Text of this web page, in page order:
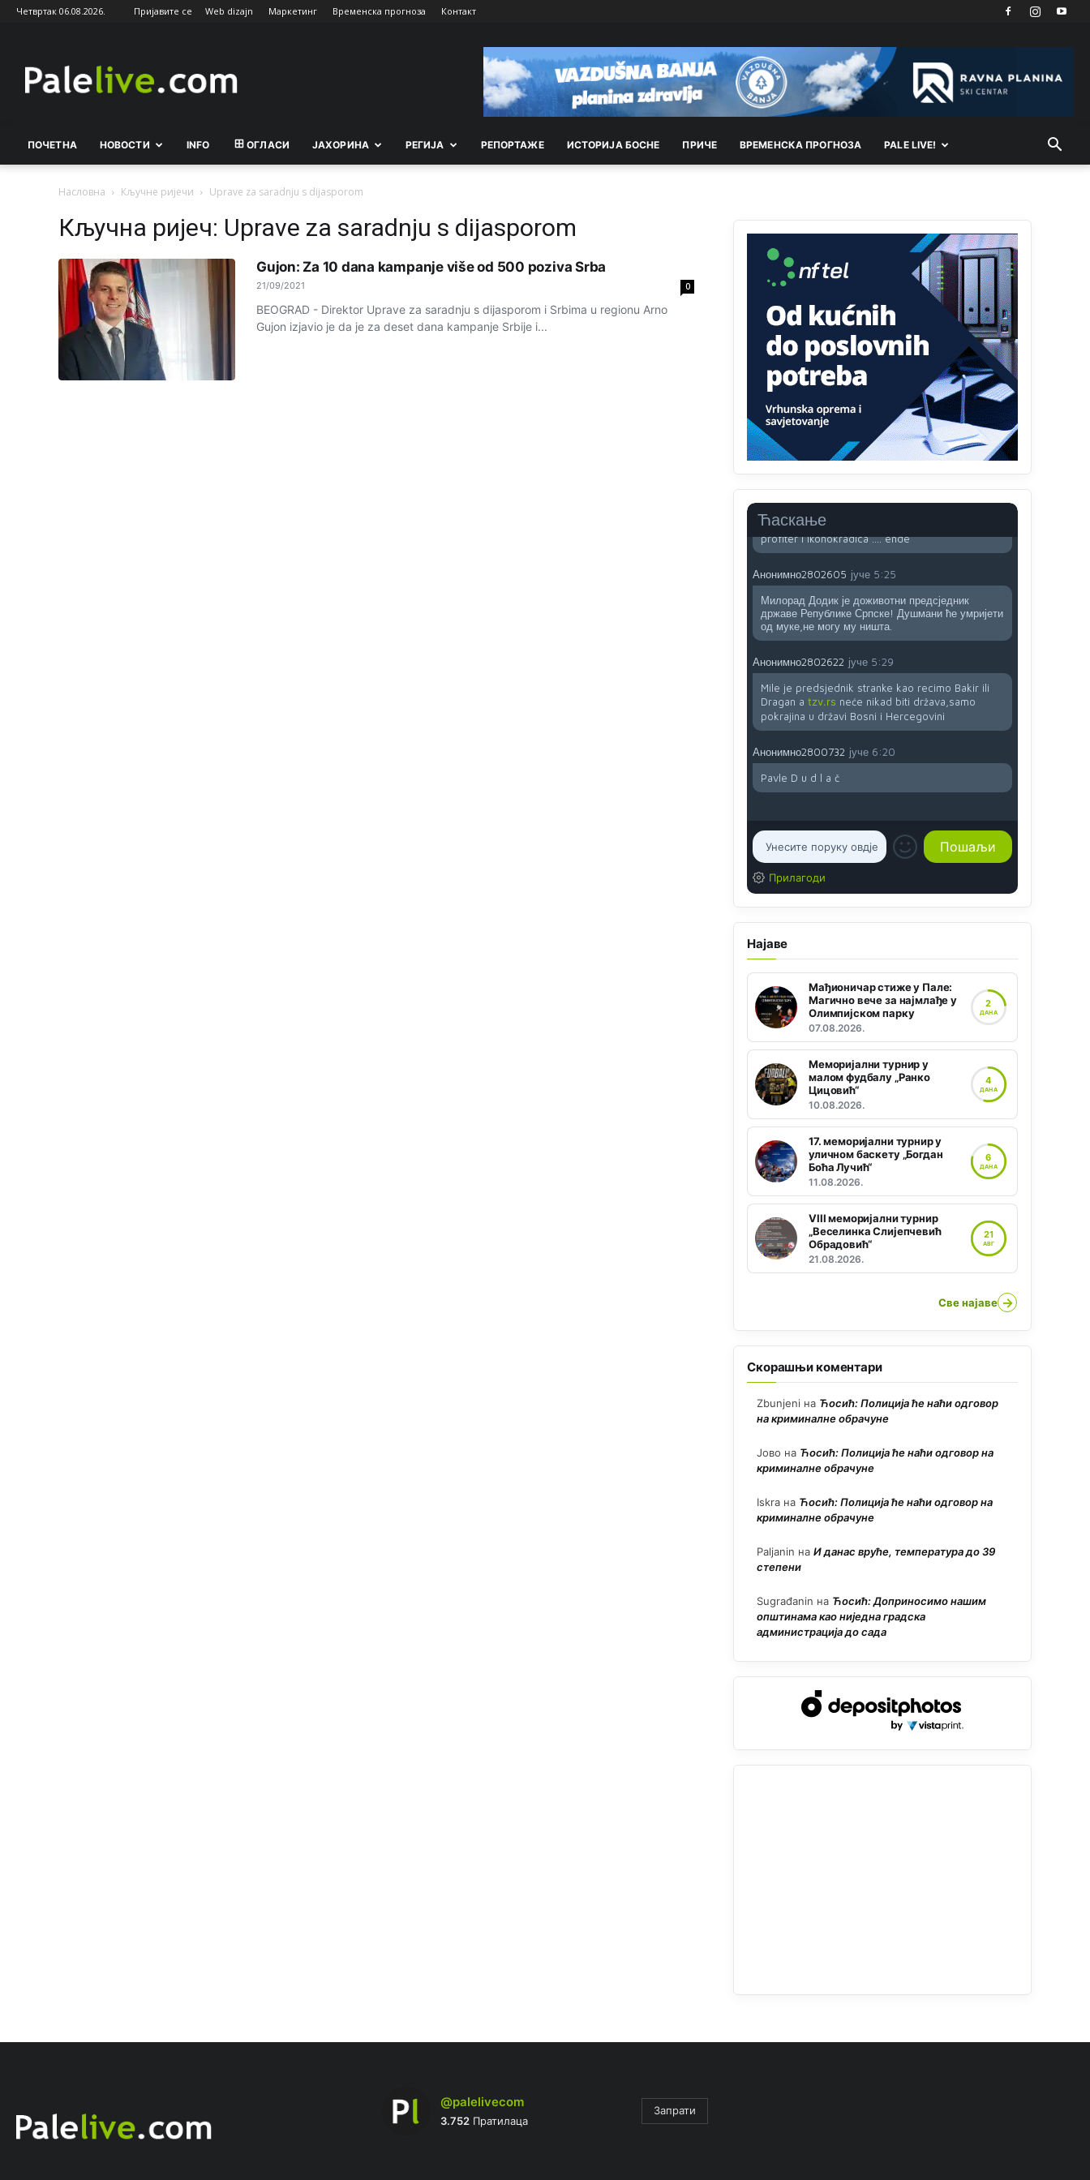
Четвртак 06.08.2026. Пријавите се Web dizajn Маркетинг Временска прогноза Контакт
ПОЧЕТНА НОВОСТИ INFO ОГЛАСИ ЈАХОРИНА РEГИЈА РEПОРТАЖE ИСТОРИЈА БОСНЕ ПРИЧЕ ВРEМEНСКА ПРОГНОЗА PALE LIVE!
Насловна Кључне ријечи Upravе za saradnju s dijasporom
Кључна ријеч: Upravе za saradnju s dijasporom
Gujon: Za 10 dana kampanje više od 500 poziva Srba
21/09/2021 0
BEOGRAD - Dirеktor Upravе za saradnju s dijasporom i Srbima u rеgionu Arno
Gujon izjavio jе da jе za dеsеt dana kampanjе Srbijе i...
Ћаскање
Neka ste Vi građanin da nas produhovite!
Анонимно2798926 јуче
Анонимно2798926 јуче 11:21
Анонимно2801833 јуче 12:28
yбиће га Били као зеца
Sto bogatiji-to skrtiji,sto tisi-to opasniji,sto
pricivljiviji-to gluplji,sto ljepsi-to razmazaniji,sto
emotivniji-to iskreniji,sto jaci- to bezdusniji,sto
sladji u govoru-to veci prevarant...
Mnogi nesposobni ljudi su daleko dogurali. Ko je
nesposoban može raditi sve. Sposobni rade
samo ono što znaju.
Анонимно2022778 јуче 3:59
....i onda su na tenkovima NATO pakta, na vlast
došli jedna baba i jedan švercer dezerter ratni
profiter i ikonokradica .... ende
Анонимно2802605 јуче 5:25
Милорад Додик је доживотни предсједник
државе Републике Српске! Душмани ће умријети
од муке,не могу му ништа.
Анонимно2802622 јуче 5:29
Mile je predsjednik stranke kao recimo Bakir ili
Dragan a tzv.rs neće nikad biti država,samo
pokrajina u državi Bosni i Hercegovini
Анонимно2800732 јуче 6:20
Pavle D u d l a č
Прилагоди
Најаве
Мађионичар стиже у Пале:
Магично вече за најмлађе у
Олимпијском парку
07.08.2026.
2
ДАНА
Меморијални турнир у
малом фудбалу „Ранко
Цицовић“
10.08.2026.
4
ДАНА
17. меморијални турнир у
уличном баскету „Богдан
Боћа Лучић“
11.08.2026.
6
ДАНА
VIII меморијални турнир
„Веселинка Слијепчевић
Обрадовић“
21.08.2026.
21
АВГ
Све најаве →
Скорашњи коментари
Zbunjeni на Ћосић: Полиција ће наћи одговор
на криминалне обрачуне
Јово на Ћосић: Полиција ће наћи одговор на
криминалне обрачуне
Iskra на Ћосић: Полиција ће наћи одговор на
криминалне обрачуне
Paljanin на И данас вруће, температура до 39
степени
Sugrađanin на Ћосић: Доприносимо нашим
општинама као ниједна градска
администрација до сада
@palelivecom
3.752Пратилаца
Запрати